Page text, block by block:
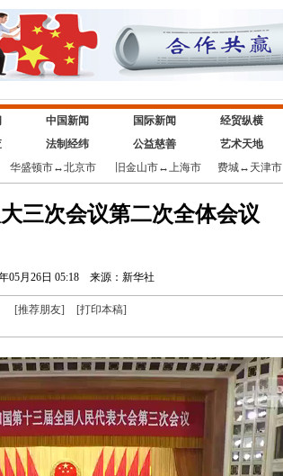
中国新闻 国际新闻 经贸纵横
法制经纬 公益慈善 艺术天地
华盛顿市↔北京市 旧金山市↔上海市 费城↔ 天津市
三次会议第二次全体会议
05月26日 05:18 来源：新华社
[推荐朋友] [打印本稿]